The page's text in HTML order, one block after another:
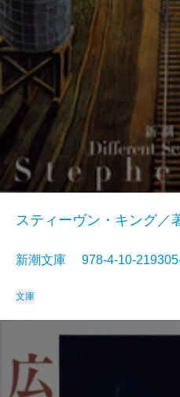
スティーヴン・キング／
新潮文庫 978-4-10-
文庫